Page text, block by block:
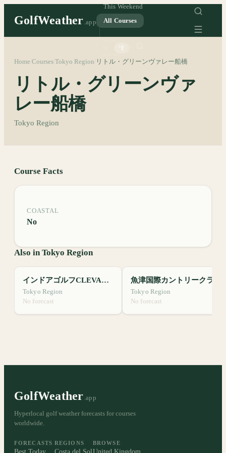
GolfWeather .app
This Weekend
All Courses
Home Courses Tokyo Region リトル・グリーンヴァレー船橋
リトル・グリーンヴァ
レー船橋
Tokyo Region
Course Facts
COASTAL
No
Also in Tokyo Region
インドアゴルフCLEVALE24
Tokyo Region
No forecast
魚津国際カントリークラブ
Tokyo Region
No forecast
GolfWeather .app
Hyperlocal golf weather forecasts for courses
worldwide.
FORECASTS REGIONS BROWSE